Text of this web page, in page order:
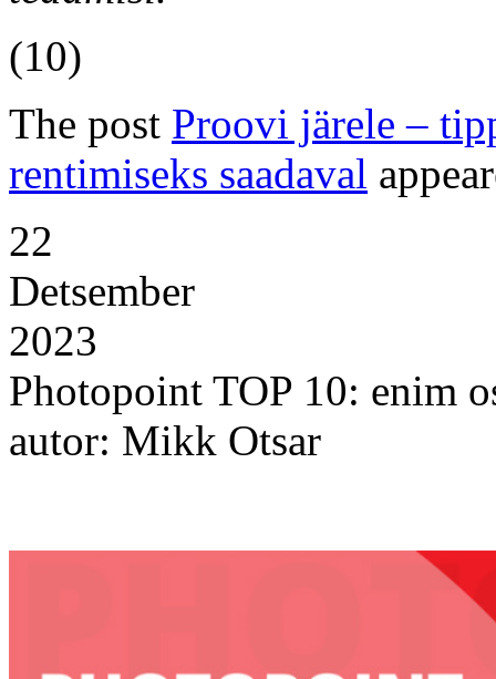
(10)
The post Proovi järele –
rentimiseks saadaval
22
Detsember
2023
Photopoint TOP 10: enim
autor: Mikk Otsar